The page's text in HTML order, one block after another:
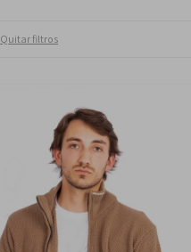
Quitar filtros